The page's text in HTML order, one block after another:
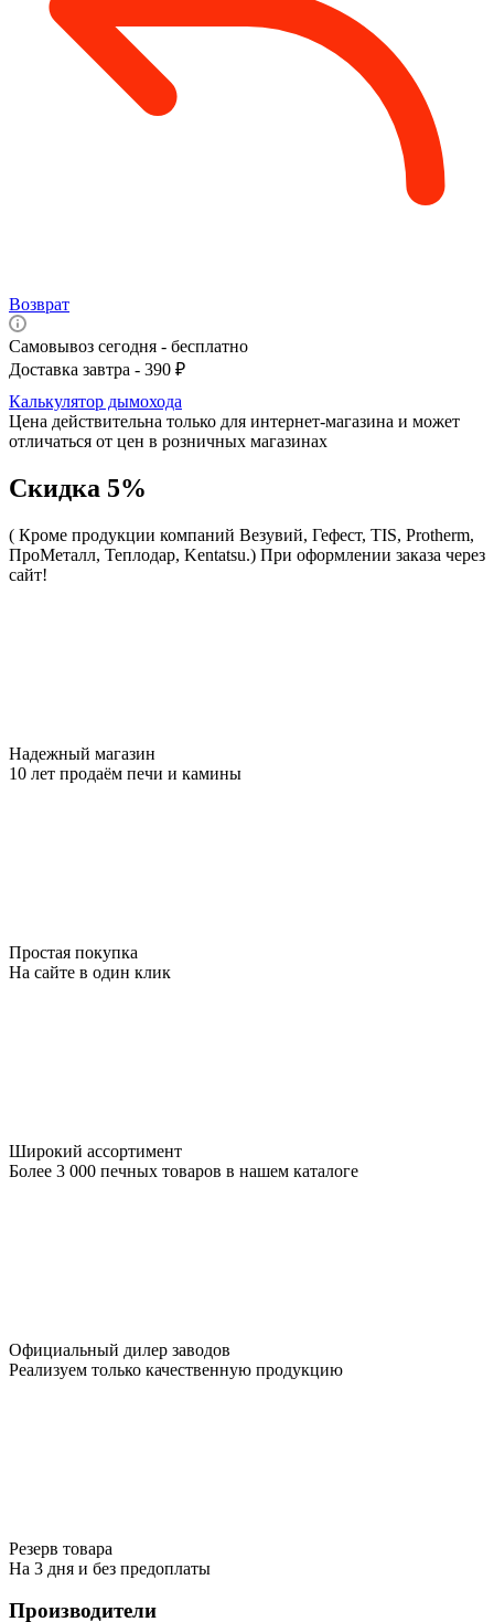
Возврат
Самовывоз сегодня - бесплатно
Доставка завтра - 390 ₽
Калькулятор дымохода
Цена действительна только для интернет-магазина и может
отличаться от цен в розничных магазинах
Скидка 5%
( Кроме продукции компаний Везувий, Гефест, TIS, Protherm,
ПроМеталл, Теплодар, Kentatsu.) При оформлении заказа через
сайт!
Надежный магазин
10 лет продаём печи и камины
Простая покупка
На сайте в один клик
Широкий ассортимент
Более 3 000 печных товаров в нашем каталоге
Официальный дилер заводов
Реализуем только качественную продукцию
Резерв товара
На 3 дня и без предоплаты
Производители